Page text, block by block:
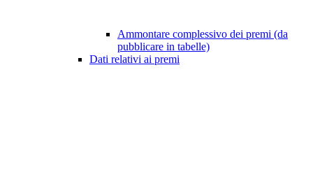
Ammontare complessivo dei premi (da
pubblicare in tabelle)
Dati relativi ai premi